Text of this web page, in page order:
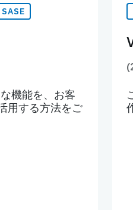
SASE
機能を、お客
用する方法をご